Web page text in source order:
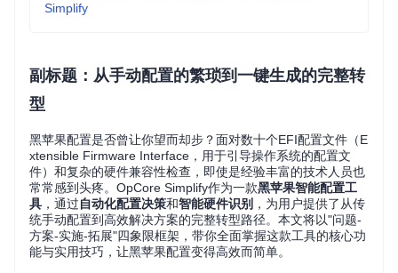
Simplify
副标题：从手动配置的繁琐到一键生成的完整转
型
黑苹果配置是否曾让你望而却步？面对数十个EFI配置文件（E
xtensible Firmware Interface，用于引导操作系统的配置文
件）和复杂的硬件兼容性检查，即使是经验丰富的技术人员也
常常感到头疼。OpCore Simplify作为一款黑苹果智能配置工
具 ，通过自动化配置决策和智能硬件识别 ，为用户提供了从传
统手动配置到高效解决方案的完整转型路径。本文将以"问题-
方案-实施-拓展"四象限框架，带你全面掌握这款工具的核心功
能与实用技巧，让黑苹果配置变得高效而简单。